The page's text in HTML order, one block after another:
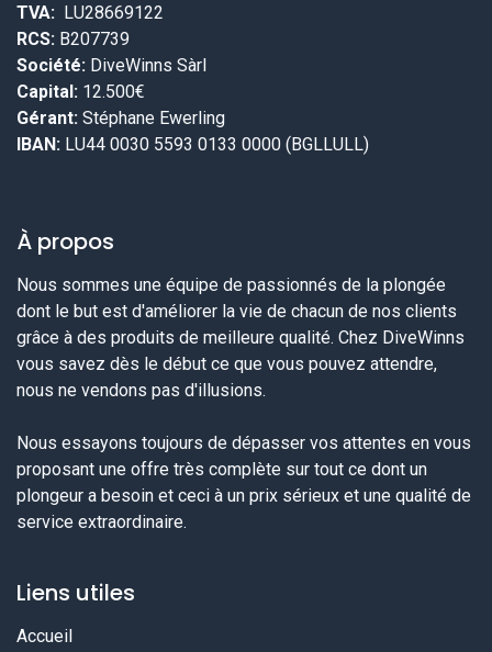
TVA: LU28669122
RCS: B207739
Société: DiveWinns Sàrl
Capital: 12.500€
Gérant: Stéphane Ewerling
IBAN: LU44 0030 5593 0133 0000 (BGLLULL)
À propos
Nous sommes une équipe de passionnés de la plongée
dont le but est d'améliorer la vie de chacun de nos clients
grâce à des produits de meilleure qualité. Chez DiveWinns
vous savez dès le début ce que vous pouvez attendre,
nous ne vendons pas d'illusions.
Nous essayons toujours de dépasser vos attentes en vous
proposant une offre très complète sur tout ce dont un
plongeur a besoin et ceci à un prix sérieux et une qualité de
service extraordinaire.
Liens utiles
Accueil